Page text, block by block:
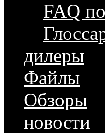
FAQ
дилеры
Файлы
Обзоры
новости